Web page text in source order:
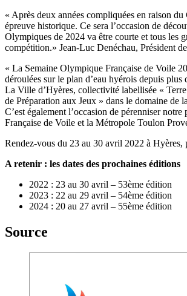
« Après deux années compliquées en raison
épreuve historique. Ce sera l’occasion de
Olympiques de 2024 va être courte et tous les
compétition.» Jean-Luc Denéchau, Président
« La Semaine Olympique Française de Voile
déroulées sur le plan d’eau hyérois depuis plus
La Ville d’Hyères, collectivité labellisée «
de Préparation aux Jeux » dans le domaine de
C’est également l’occasion de pérenniser
Française de Voile et la Métropole Toulon
Rendez-vous du 23 au 30 avril 2022 à
A retenir : les dates des prochaines éditions
2022 : 23 au 30 avril – 53ème édition
2023 : 22 au 29 avril – 54ème édition
2024 : 20 au 27 avril – 55ème édition
Source